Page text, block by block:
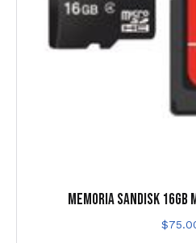
MEMORIA SANDISK 16GB
$